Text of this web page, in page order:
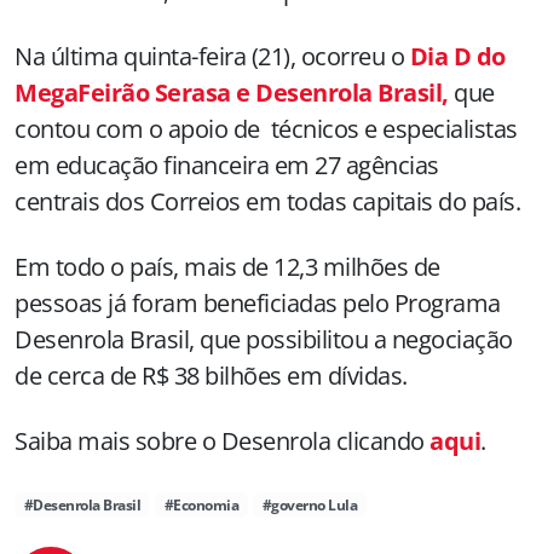
Na última quinta-feira (21), ocorreu o Dia D do
MegaFeirão Serasa e Desenrola Brasil, que
contou com o apoio de técnicos e especialistas
em educação financeira em 27 agências
centrais dos Correios em todas capitais do país.
Em todo o país, mais de 12,3 milhões de
pessoas já foram beneficiadas pelo Programa
Desenrola Brasil, que possibilitou a negociação
de cerca de R$ 38 bilhões em dívidas.
Saiba mais sobre o Desenrola clicandoaqui.
#Desenrola Brasil #Economia #governo Lula